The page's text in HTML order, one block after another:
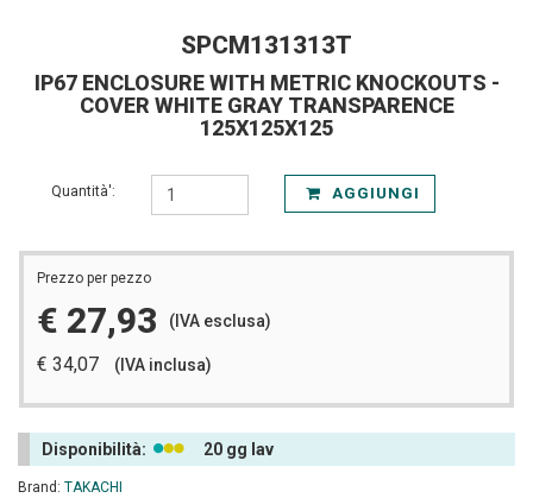
SPCM131313T
IP67 ENCLOSURE WITH METRIC KNOCKOUTS -
COVER WHITE GRAY TRANSPARENCE
125X125X125
Quantità': AGGIUNGI
Prezzo per pezzo
€ 27,93 (IVA esclusa)
€ 34,07 (IVA inclusa)
Disponibilità: 20 gg lav
Brand: TAKACHI